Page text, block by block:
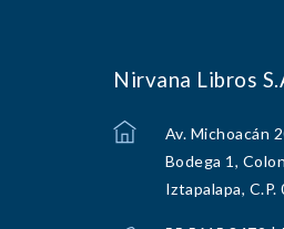
Nirvana Libros
Av. Michoacán
Bodega 1,
Iztapalapa,